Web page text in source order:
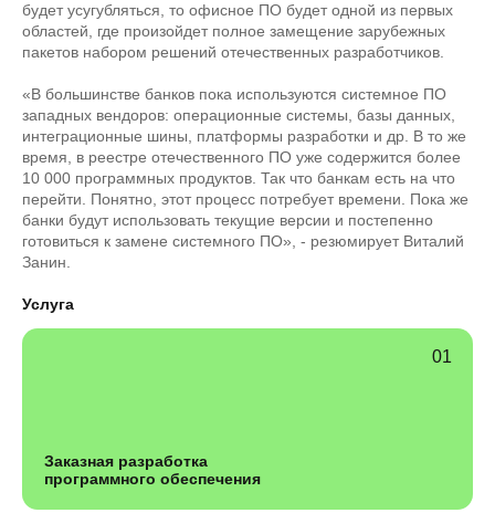
будет усугубляться, то офисное ПО будет одной из первых
областей, где произойдет полное замещение зарубежных
пакетов набором решений отечественных разработчиков.
«В большинстве банков пока используются системное ПО
западных вендоров: операционные системы, базы данных,
интеграционные шины, платформы разработки и др. В то же
время, в реестре отечественного ПО уже содержится более
10 000 программных продуктов. Так что банкам есть на что
перейти. Понятно, этот процесс потребует времени. Пока же
банки будут использовать текущие версии и постепенно
готовиться к замене системного ПО», - резюмирует Виталий
Занин.
Услуга
Заказная разработка
программного обеспечения